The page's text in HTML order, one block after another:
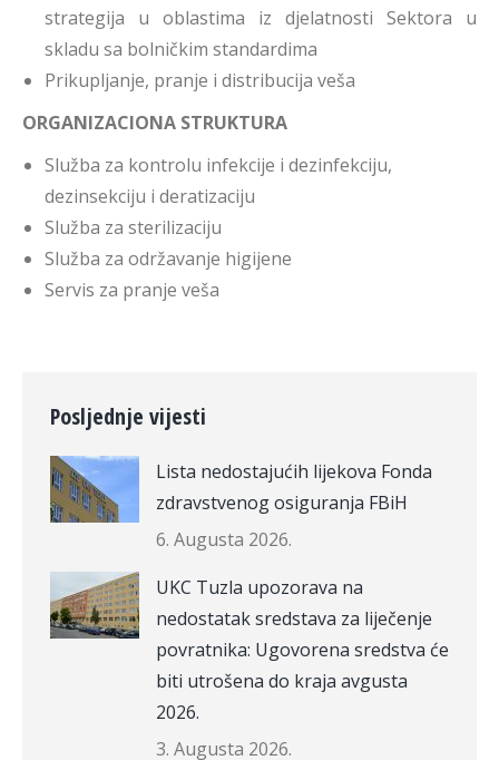
strategija u oblastima iz djelatnosti Sektora u
skladu sa bolničkim standardima
Prikupljanje, pranje i distribucija veša
ORGANIZACIONA STRUKTURA
Služba za kontrolu infekcije i dezinfekciju,
dezinsekciju i deratizaciju
Služba za sterilizaciju
Služba za održavanje higijene
Servis za pranje veša
Posljednje vijesti
Lista nedostajućih lijekova Fonda
zdravstvenog osiguranja FBiH
6. Augusta 2026.
UKC Tuzla upozorava na
nedostatak sredstava za liječenje
povratnika: Ugovorena sredstva će
biti utrošena do kraja avgusta
2026.
3. Augusta 2026.